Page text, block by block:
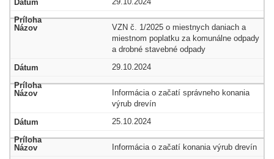
VZN č. 1/2025 o miestnych daniach a
miestnom poplatku za komunálne odpady
a drobné stavebné odpady
29.10.2024
Informácia o začatí správneho konania
výrub drevín
25.10.2024
Informácia o začatí konania výrub drevín